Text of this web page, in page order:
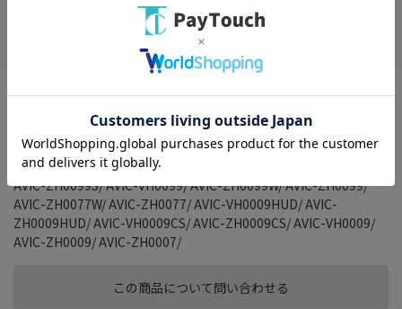
この商品について問い合わせる
在庫がありません
ZH0999S/ AVIC-ZH0999L/ AVIC-VH0999/ AVIC-ZH0999W/ AVIC-
ZH0999/ AVIC-ZH0777W/ AVIC-ZH0777/ AVIC-VH0099H/ AVIC-
ZH0099WH/ AVIC-ZH0099H/ AVIC-VH0099S/ AVIC-ZH0099WS/
AVIC-ZH0099S/ AVIC-VH0099/ AVIC-ZH0099W/ AVIC-ZH0099/
AVIC-ZH0077W/ AVIC-ZH0077/ AVIC-VH0009HUD/ AVIC-
ZH0009HUD/ AVIC-VH0009CS/ AVIC-ZH0009CS/ AVIC-VH0009/
AVIC-ZH0009/ AVIC-ZH0007/